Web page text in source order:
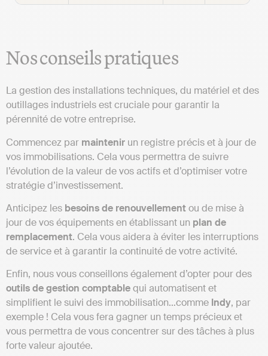
Nos conseils pratiques
La gestion des installations techniques, du matériel et des
outillages industriels est cruciale pour garantir la
pérennité de votre entreprise.
Commencez par maintenir un registre précis et à jour de
vos immobilisations. Cela vous permettra de suivre
l’évolution de la valeur de vos actifs et d’optimiser votre
stratégie d’investissement.
Anticipez les besoins de renouvellementou de mise à
jour de vos équipements en établissant un plan de
remplacement. Cela vous aidera à éviter les interruptions
de service et à garantir la continuité de votre activité.
Enfin, nous vous conseillons également d’opter pour des
outils de gestion comptablequi automatisent et
simplifient le suivi des immobilisation…comme Indy, par
exemple ! Cela vous fera gagner un temps précieux et
vous permettra de vous concentrer sur des tâches à plus
forte valeur ajoutée.